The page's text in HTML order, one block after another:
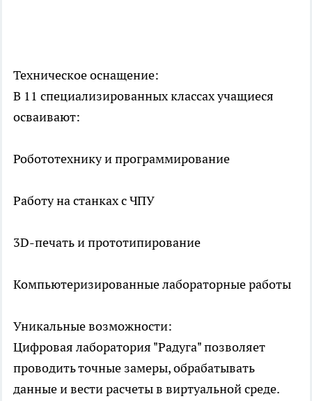
Техническое оснащение:
В 11 специализированных классах учащиеся
осваивают:
Робототехнику и программирование
Работу на станках с ЧПУ
3D-печать и прототипирование
Компьютеризированные лабораторные работы
Уникальные возможности:
Цифровая лаборатория "Радуга" позволяет
проводить точные замеры, обрабатывать
данные и вести расчеты в виртуальной среде.